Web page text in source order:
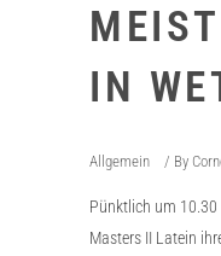
IN
Allgemein By
Pünktlich um 10.30
Masters II Latein